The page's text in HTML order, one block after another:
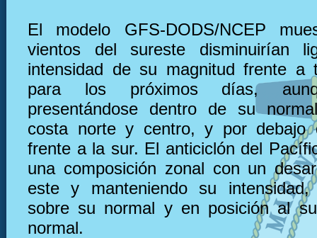
El modelo GFS-DODS/NCEP
vientos del sureste disminuirían
intensidad de su magnitud frente a
para los próximos días,
presentándose dentro de su
costa norte y centro, y por debajo
frente a la sur. El anticiclón del
una composición zonal con un
este y manteniendo su intensidad,
sobre su normal y en posición al
normal.